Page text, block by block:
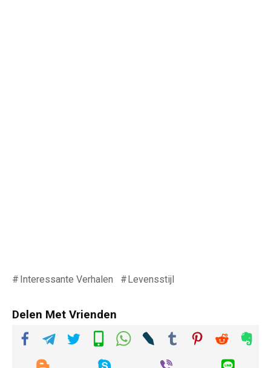
Interessante Verhalen Levensstijl
Delen Met Vrienden